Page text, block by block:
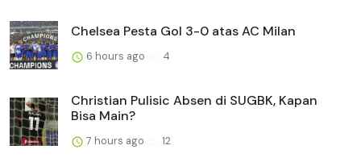
Chelsea Pesta Gol 3-0 atas AC Milan
6 hours ago 4
Christian Pulisic Absen di SUGBK, Kapan
Bisa Main?
7 hours ago 12